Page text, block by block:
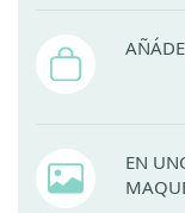
EN